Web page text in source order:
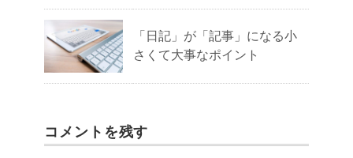
「日記」が「記事」になる小
さくて大事なポイント
コメントを残す